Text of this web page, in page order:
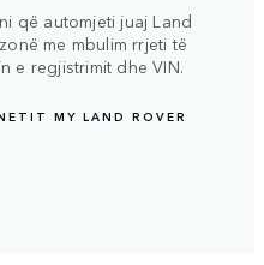
që automjeti juaj Land
me mbulim rrjeti të
e regjistrimit dhe VIN.
MY LAND ROVER